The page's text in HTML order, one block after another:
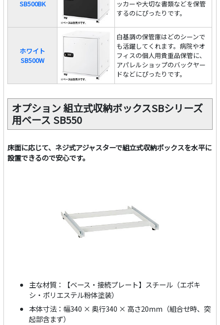
SB500BK
ッカーや大切な書類などを保管
するのにぴったりです。
ホワイト
SB500W
白基調の保管庫はどのシーンで
も活躍してくれます。病院やオ
フィスの個人用貴重品保管に、
アパレルショップのバックヤー
ドなどにぴったりです。
オプション 組立式収納ボックスSBシリーズ
用ベース SB550
床面に応じて、ネジ式アジャスターで組立式収納ボックスを水平に
設置できるので安心です。
主な材質：【ベース・接続プレート】スチール（エポキ
シ・ポリエステル粉体塗装）
本体寸法：幅340 × 奥行340 × 高さ20mm（組合せ時、突
起部含まず）